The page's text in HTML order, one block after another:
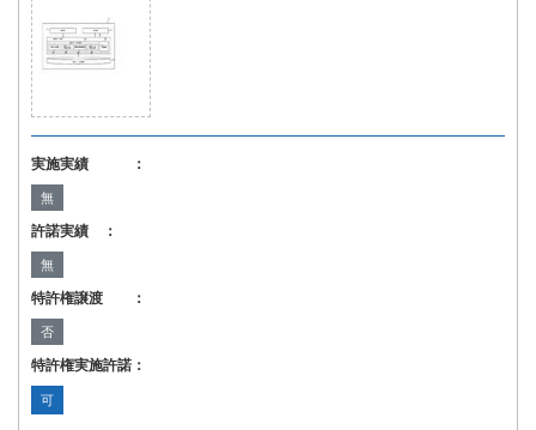
実施実績 ：
無
許諾実績 ：
無
特許権譲渡 ：
否
特許権実施許諾：
可